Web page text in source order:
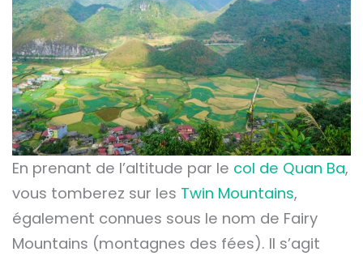
En prenant de l’altitude par le col de Quan Ba,
vous tomberez sur les Twin Mountains,
également connues sous le nom de Fairy
Mountains (montagnes des fées). Il s’agit